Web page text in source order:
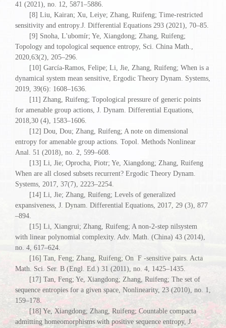
41 (2021), no. 12, 5871–5886.
[8] Liu, Kairan; Xu, Leiye; Zhang, Ruifeng; Time-restricted
sensitivity and entropy.J. Differential Equations 293 (2021), 70–85.
[9] Snoha, L'ubomír; Ye, Xiangdong; Zhang, Ruifeng;
Topology and topological sequence entropy, Sci. China Math.,
2020,63(2), 205–296.
[10] García-Ramos, Felipe; Li, Jie, Zhang, Ruifeng; When is a
dynamical system mean sensitive, Ergodic Theory Dynam. Systems,
2019, 39(6): 1608–1636.
[11] Zhang, Ruifeng; Topological pressure of generic points
for amenable group actions, J. Dynam. Differential Equations,
2018,30 (4), 1583–1606.
[12] Dou, Dou; Zhang, Ruifeng; A note on dimensional
entropy for amenable group actions. Topol. Methods Nonlinear
Anal. 51 (2018), no. 2, 599–608.
[13] Li, Jie; Oprocha, Piotr; Ye, Xiangdong; Zhang, Ruifeng
When are all closed subsets recurrent? Ergodic Theory Dynam.
Systems, 2017, 37(7), 2223–2254.
[14] Li, Jie; Zhang, Ruifeng; Levels of generalized
expansiveness, J. Dynam. Differential Equations, 2017, 29 (3), 877
–894.
[15] Li, Xiangrui; Zhang, Ruifeng; A non-2-step nilsystem
with linear polynomial complexity. Adv. Math. (China) 43 (2014),
no. 4, 617–624.
[16] Tan, Feng; Zhang, Ruifeng; On F -sensitive pairs. Acta
Math. Sci. Ser. B (Engl. Ed.) 31 (2011), no. 4, 1425–1435.
[17] Tan, Feng; Ye, Xiangdong; Zhang, Ruifeng; The set of
sequence entropies for a given space, Nonlinearity, 23 (2010), no. 1,
159–178.
[18] Ye, Xiangdong; Zhang, Ruifeng; Countable compacta
admitting homeomorphisms with positive sequence entropy, J.